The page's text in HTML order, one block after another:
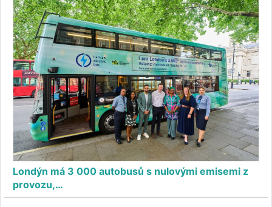
Londýn má 3 000 autobusů s nulovými emisemi z
provozu,…